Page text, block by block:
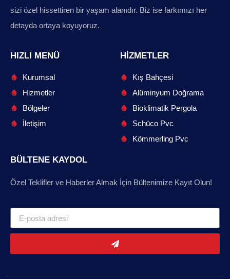
sizi özel hissettiren bir yaşam alanıdır. Biz ise farkımızı her
detayda ortaya koyuyoruz.
HIZLI MENÜ
Kurumsal
Hizmetler
Bölgeler
İletişim
HIZMETLER
Kış Bahçesi
Alüminyum Doğrama
Bioklimatik Pergola
Schüco Pvc
Kömmerling Pvc
BÜLTENE KAYDOL
Özel Teklifler ve Haberler Almak İçin Bültenimize Kayıt Olun!